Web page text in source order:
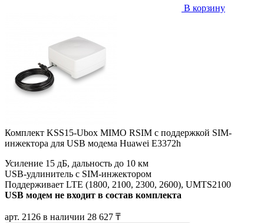
В корзину
Комплект KSS15-Ubox MIMO RSIM с поддержкой SIM-
инжектора для USB модема Huawei E3372h
Усиление 15 дБ, дальность до 10 км
USB-удлинитель с SIM-инжектором
Поддерживает LTE (1800, 2100, 2300, 2600), UMTS2100
USB модем не входит в состав комплекта
арт. 2126 в наличии 28 627 ₸